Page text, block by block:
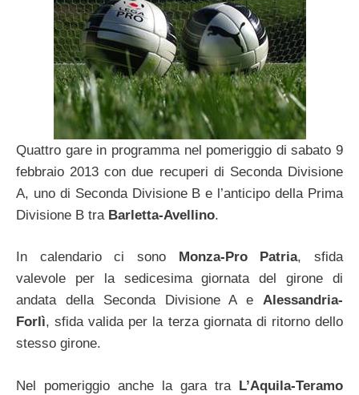
Quattro gare in programma nel pomeriggio di sabato 9
febbraio 2013 con due recuperi di Seconda Divisione
A, uno di Seconda Divisione B e l’anticipo della Prima
Divisione B tra Barletta-Avellino.
In calendario ci sono Monza-Pro Patria, sfida
valevole per la sedicesima giornata del girone di
andata della Seconda Divisione A e Alessandria-
Forlì, sfida valida per la terza giornata di ritorno dello
stesso girone.
Nel pomeriggio anche la gara tra L’Aquila-Teramo